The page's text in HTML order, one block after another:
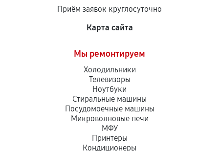
Приём заявок круглосуточно
Карта сайта
Мы ремонтируем
Холодильники
Телевизоры
Ноутбуки
Стиральные машины
Посудомоечные машины
Микроволновые печи
МФУ
Принтеры
Кондиционеры